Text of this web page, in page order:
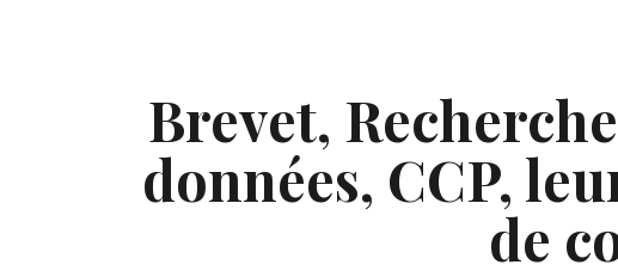
Brevet,
données, CCP,
de